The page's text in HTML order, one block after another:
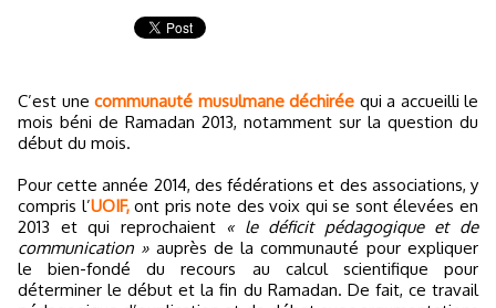
C’est une communauté musulmane déchirée qui a accueilli le
mois béni de Ramadan 2013, notamment sur la question du
début du mois.
Pour cette année 2014, des fédérations et des associations, y
compris l’UOIF,ont pris note des voix qui se sont élevées en
2013 et qui reprochaient « le déficit pédagogique et de
communication »auprès de la communauté pour expliquer
le bien-fondé du recours au calcul scientifique pour
déterminer le début et la fin du Ramadan. De fait, ce travail